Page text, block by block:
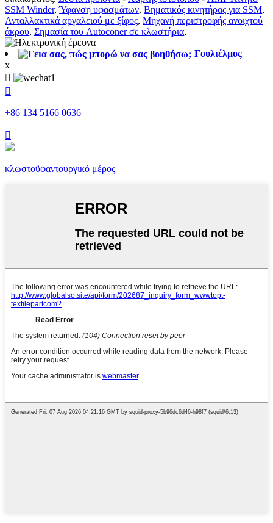
SSM Winder,Ύφανση υφασμάτων, Βηματικός κινητήρας για SSM,
Ανταλλακτικά αργαλειού με ξίφος, Μηχανή περιστροφής ανοιχτού
άκρου, Σημασία του Autoconer σε κλωστήρια,
Γουλιέλμος
x


+86 134 5166 0636

κλωστοϋφαντουργικό μέρος